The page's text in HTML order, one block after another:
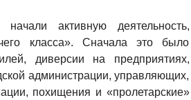
активную деятельность,
класса». Сначала это было
диверсии на предприятиях,
администрации, управляющих,
похищения и «пролетарские»